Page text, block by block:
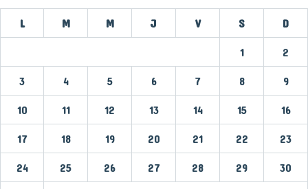
L M M J V S D
1 2
3 4 5 6 7 8 9
10 11 12 13 14 15 16
17 18 19 20 21 22 23
24 25 26 27 28 29 30